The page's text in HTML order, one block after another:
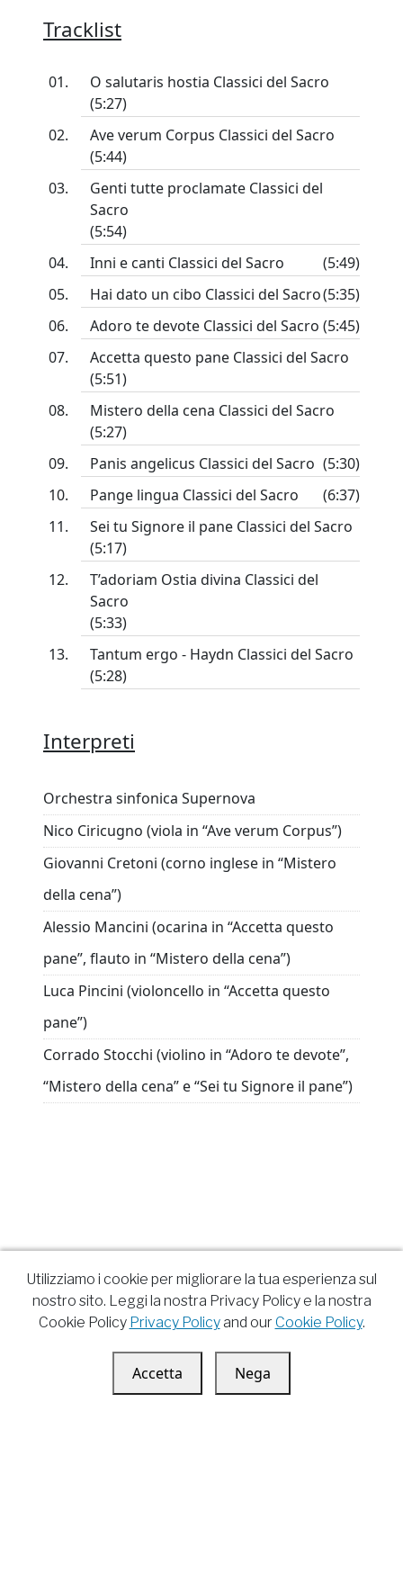
Tracklist
O salutaris hostia Classici del Sacro
(5:27)
Ave verum Corpus Classici del Sacro
(5:44)
Genti tutte proclamate Classici del
Sacro
(5:54)
Inni e canti Classici del Sacro
(5:49)
Hai dato un cibo Classici del Sacro(5:35)
Adoro te devote Classici del Sacro (5:45)
Accetta questo pane Classici del Sacro
(5:51)
Mistero della cena Classici del Sacro
(5:27)
Panis angelicus Classici del Sacro (5:30)
Pange lingua Classici del Sacro
(6:37)
Sei tu Signore il pane Classici del Sacro
(5:17)
T’adoriam Ostia divina Classici del
Sacro
(5:33)
Tantum ergo - Haydn Classici del Sacro
(5:28)
Interpreti
Orchestra sinfonica Supernova
Nico Ciricugno (viola in “Ave verum Corpus”)
Giovanni Cretoni (corno inglese in “Mistero
della cena”)
Alessio Mancini (ocarina in “Accetta questo
pane”, flauto in “Mistero della cena”)
Luca Pincini (violoncello in “Accetta questo
pane”)
Corrado Stocchi (violino in “Adoro te devote”,
“Mistero della cena” e “Sei tu Signore il pane”)
Utilizziamo i cookie per migliorare la tua esperienza sul
nostro sito. Leggi la nostra Privacy Policy e la nostra
Cookie Policy Privacy Policyand our Cookie Policy.
Accetta Nega